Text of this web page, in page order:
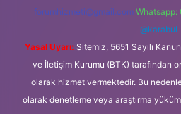
forumhizmeti@gmail.com Whatsapp:
@karabul
Yasal Uyarı: Sitemiz, 5651 Sayılı
ve İletişim Kurumu (BTK) tarafından
olarak hizmet vermektedir. Bu
olarak denetleme veya araştırma